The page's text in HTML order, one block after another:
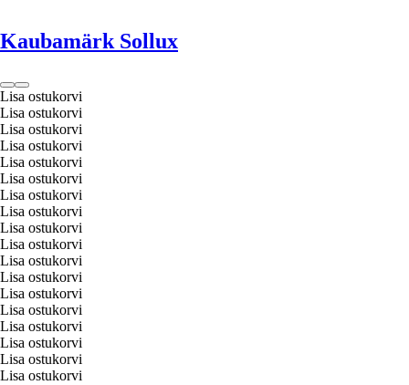
Kaubamärk Sollux
Lisa ostukorvi
Lisa ostukorvi
Lisa ostukorvi
Lisa ostukorvi
Lisa ostukorvi
Lisa ostukorvi
Lisa ostukorvi
Lisa ostukorvi
Lisa ostukorvi
Lisa ostukorvi
Lisa ostukorvi
Lisa ostukorvi
Lisa ostukorvi
Lisa ostukorvi
Lisa ostukorvi
Lisa ostukorvi
Lisa ostukorvi
Lisa ostukorvi